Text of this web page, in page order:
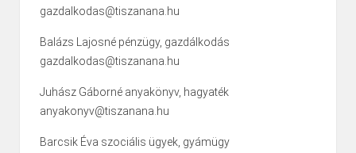
gazdalkodas@tiszanana.hu
Balázs Lajosné pénzügy, gazdálkodás
gazdalkodas@tiszanana.hu
Juhász Gáborné anyakönyv, hagyaték
anyakonyv@tiszanana.hu
Barcsik Éva szociális ügyek, gyámügy